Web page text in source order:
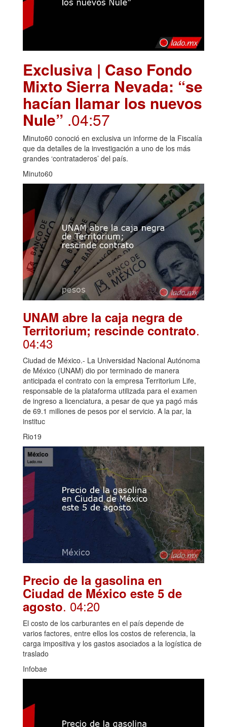
Exclusiva | Caso Fondo
Mixto Sierra Nevada: “se
hacían llamar los nuevos
Nule” .04:57
Minuto60 conoció en exclusiva un informe de la Fiscalía
que da detalles de la investigación a uno de los más
grandes ‘contrataderos’ del país.
Minuto60
UNAM abre la caja negra de
Territorium; rescinde contrato.
04:43
Ciudad de México.- La Universidad Nacional Autónoma
de México (UNAM) dio por terminado de manera
anticipada el contrato con la empresa Territorium Life,
responsable de la plataforma utilizada para el examen
de ingreso a licenciatura, a pesar de que ya pagó más
de 69.1 millones de pesos por el servicio. A la par, la
instituc
Rio19
Precio de la gasolina en
Ciudad de México este 5 de
agosto. 04:20
El costo de los carburantes en el país depende de
varios factores, entre ellos los costos de referencia, la
carga impositiva y los gastos asociados a la logística de
traslado
Infobae